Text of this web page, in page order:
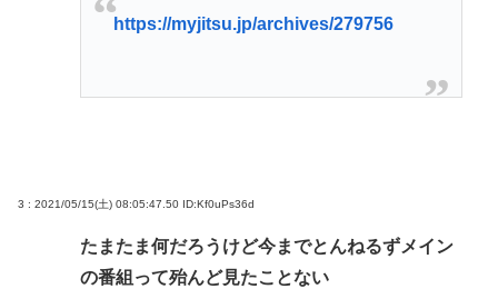
ないwww
日本の輸出額、韓国・台湾に抜かれる。アカンゴミ
『ヤニねこ』新海誠、水島努、綾辻行人らクリエイ
ターが絶賛 過激描写はBPOでも議論に
避難所地獄と化す「ずっと同じ食べ物&断水でトイレ
https://myjitsu.jp/archives/279756
3 : 2021/05/15(土) 08:05:47.50 ID:Kf0uPs36d
たまたま何だろうけど今までとんねるずメイン
の番組って殆んど見たことない